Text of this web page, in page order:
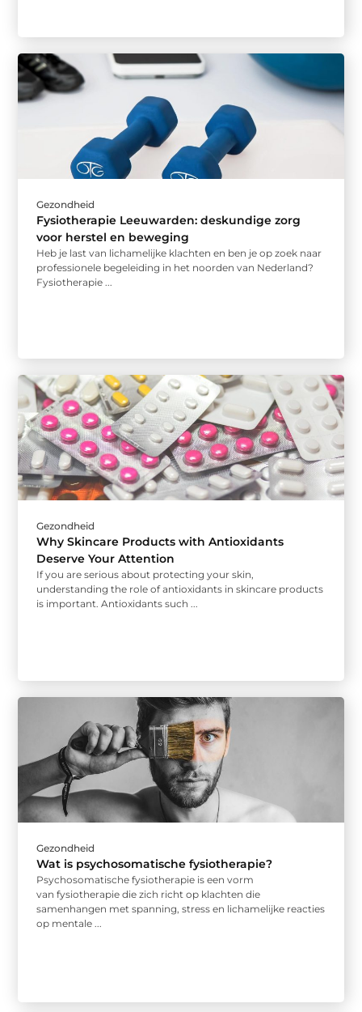
Gezondheid
Fysiotherapie Leeuwarden: deskundige zorg
voor herstel en beweging
Heb je last van lichamelijke klachten en ben je op zoek naar
professionele begeleiding in het noorden van Nederland?
Fysiotherapie ...
Gezondheid
Why Skincare Products with Antioxidants
Deserve Your Attention
If you are serious about protecting your skin,
understanding the role of antioxidants in skincare products
is important. Antioxidants such ...
Gezondheid
Wat is psychosomatische fysiotherapie?
Psychosomatische fysiotherapie is een vorm
van fysiotherapie die zich richt op klachten die
samenhangen met spanning, stress en lichamelijke reacties
op mentale ...